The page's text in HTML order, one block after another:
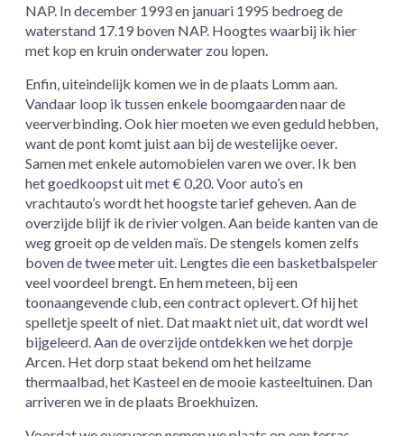
NAP. In december 1993 en januari 1995 bedroeg de
waterstand 17.19 boven NAP. Hoogtes waarbij ik hier
met kop en kruin onderwater zou lopen.
Enfin, uiteindelijk komen we in de plaats Lomm aan.
Vandaar loop ik tussen enkele boomgaarden naar de
veerverbinding. Ook hier moeten we even geduld hebben,
want de pont komt juist aan bij de westelijke oever.
Samen met enkele automobielen varen we over. Ik ben
het goedkoopst uit met € 0,20. Voor auto’s en
vrachtauto’s wordt het hoogste tarief geheven. Aan de
overzijde blijf ik de rivier volgen. Aan beide kanten van de
weg groeit op de velden maïs. De stengels komen zelfs
boven de twee meter uit. Lengtes die een basketbalspeler
veel voordeel brengt. En hem meteen, bij een
toonaangevende club, een contract oplevert. Of hij het
spelletje speelt of niet. Dat maakt niet uit, dat wordt wel
bijgeleerd. Aan de overzijde ontdekken we het dorpje
Arcen. Het dorp staat bekend om het heilzame
thermaalbad, het Kasteel en de mooie kasteeltuinen. Dan
arriveren we in de plaats Broekhuizen.